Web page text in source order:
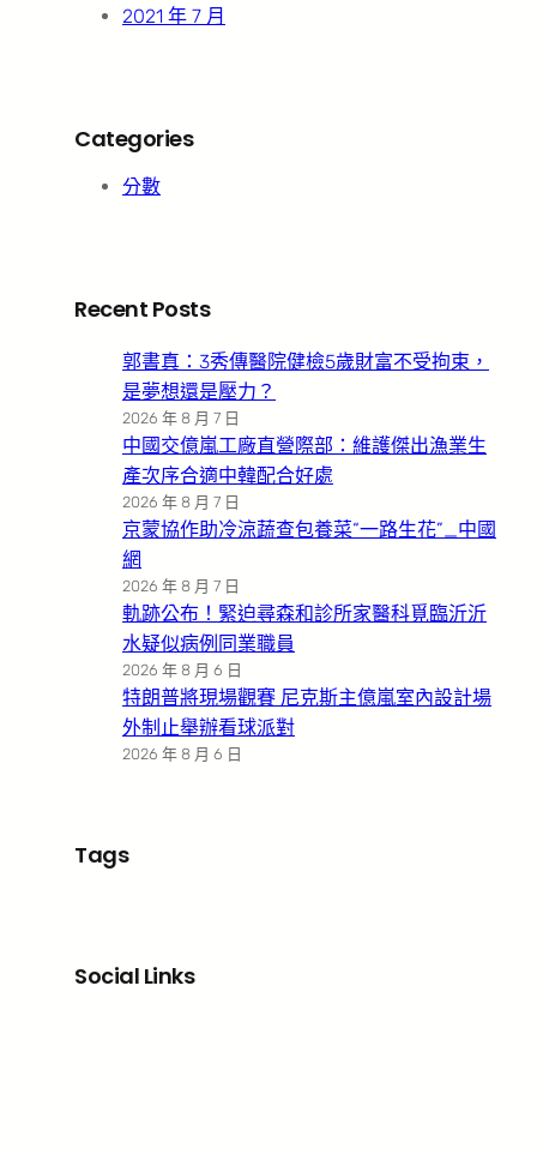
2021 年 7 月
Categories
分數
Recent Posts
郭書真：3秀傳醫院健檢5歲財富不受拘束，
是夢想還是壓力？
2026 年 8 月 7 日
中國交億嵐工廠直營際部：維護傑出漁業生
產次序合適中韓配合好處
2026 年 8 月 7 日
京蒙協作助冷涼蔬查包養菜“一路生花”_中國
網
2026 年 8 月 7 日
軌跡公布！緊迫尋森和診所家醫科覓臨沂沂
水疑似病例同業職員
2026 年 8 月 6 日
特朗普將現場觀賽 尼克斯主億嵐室內設計場
外制止舉辦看球派對
2026 年 8 月 6 日
Tags
Social Links